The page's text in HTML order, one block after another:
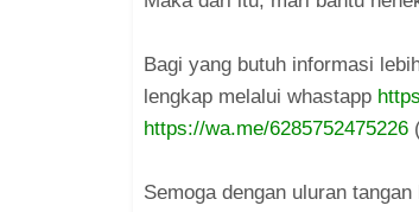
Bagi yang butuh informasi
lengkap melalui whastapp
https://wa.me/6285752475226
Semoga dengan uluran